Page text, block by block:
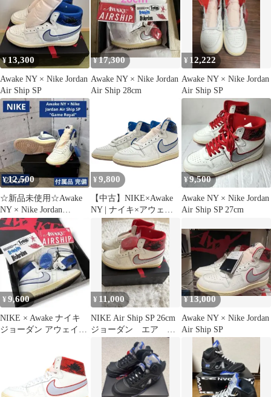
カー FN8675-100 メン
ズ靴 スニーカー ホワイ
ト 27cm 103S-1293
¥ 13,300
Awake NY × Nike Jordan
Air Ship SP
¥17,300
Awake NY × Nike Jordan
Air Ship 28cm
¥ 12,222
Awake NY × Nike Jordan
Air Ship SP
¥12,500
☆新品未使用☆Awake
NY × Nike Jordan
AirShip SP
¥ 9,800
【中古】NIKE×Awake
NY | ナイキ×アウェイ
クニューヨーク Jordan
Air Ship SP "Game
Royal"/ジョーダン エア
シップ SP "ゲームロイ
ヤル" スニーカー
FN8675-104 ホワイト×
ブルー 27cm【尾張小牧
店】
¥9,500
Awake NY × Nike Jordan
Air Ship SP 27cm
¥ 9,600
NIKE × Awake ナイキ
ジョーダン アウェイク
¥ 11,000
NIKE Air Ship SP 26cm
ジョーダン エア シ
ップ PE SP
¥13,000
Awake NY × Nike Jordan
Air Ship SP